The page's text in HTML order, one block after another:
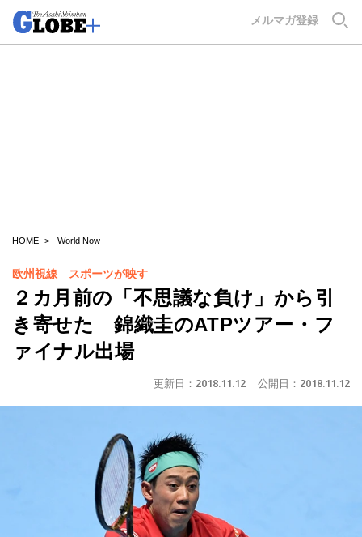
メルマガ登録
HOME World Now
欧州視線 スポーツが映す
２カ月前の「不思議な負け」から引
き寄せた 錦織圭のATPツアー・フ
ァイナル出場
更新日： 2018.11.12 公開日： 2018.11.12